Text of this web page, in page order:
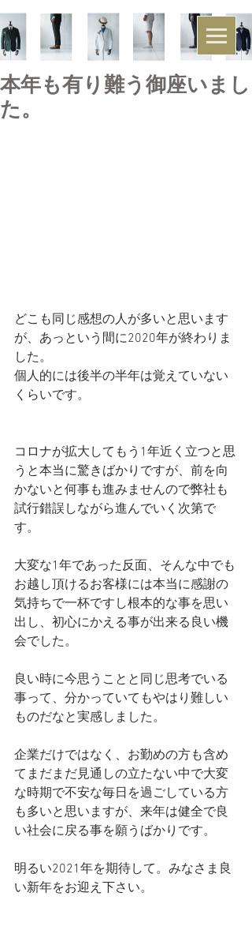
本年も有り難う御座いまし
た。
どこも同じ感想の人が多いと思います
が、あっという間に2020年が終わりま
した。
個人的には後半の半年は覚えていない
くらいです。
コロナが拡大してもう1年近く立つと思
うと本当に驚きばかりですが、前を向
かないと何事も進みませんので弊社も
試行錯誤しながら進んでいく次第で
す。
大変な1年であった反面、そんな中でも
お越し頂けるお客様には本当に感謝の
気持ちで一杯ですし根本的な事を思い
出し、初心にかえる事が出来る良い機
会でした。
良い時に今思うことと同じ思考でいる
事って、分かっていてもやはり難しい
ものだなと実感しました。
企業だけではなく、お勤めの方も含め
てまだまだ見通しの立たない中で大変
な時期で不安な毎日を過ごしている方
も多いと思いますが、来年は健全で良
い社会に戻る事を願うばかりです。
明るい2021年を期待して。みなさま良
い新年をお迎え下さい。